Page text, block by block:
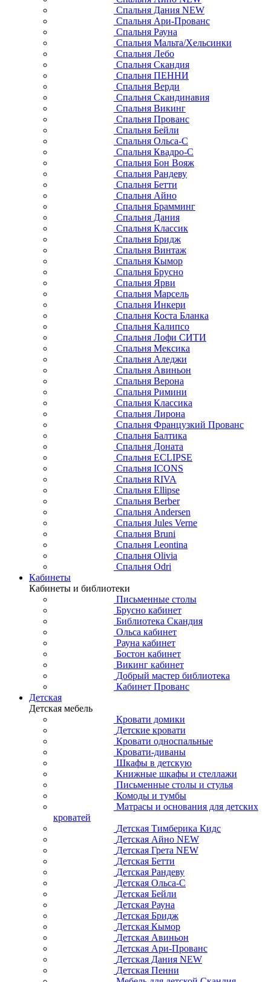
Спальня Дания NEW
Спальня Ари-Прованс
Спальня Рауна
Спальня Мальта/Хельсинки
Спальня Лебо
Спальня Скандия
Спальня ПЕННИ
Спальня Верди
Спальня Скандинавия
Спальня Викинг
Спальня Прованс
Спальня Бейли
Спальня Ольса-С
Спальня Квадро-С
Спальня Бон Вояж
Спальня Рандеву
Спальня Бетти
Спальня Айно
Спальня Брамминг
Спальня Дания
Спальня Классик
Спальня Бридж
Спальня Винтаж
Спальня Кымор
Спальня Брусно
Спальня Ярви
Спальня Марсель
Спальня Инкери
Спальня Коста Бланка
Спальня Калипсо
Спальня Лофи СИТИ
Спальня Мексика
Спальня Аледжи
Спальня Авиньон
Спальня Верона
Спальня Римини
Спальня Классика
Спальня Лирона
Спальня Французкий Прованс
Спальня Балтика
Спальня Доната
Спальня ECLIPSE
Спальня ICONS
Спальня RIVA
Спальня Ellipse
Спальня Berber
Спальня Andersen
Спальня Jules Verne
Спальня Bruni
Спальня Leontina
Спальня Olivia
Спальня Odri
Кабинеты
Кабинеты и библиотеки
Письменные столы
Брусно кабинет
Библиотека Скандия
Ольса кабинет
Рауна кабинет
Бостон кабинет
Викинг кабинет
Добрый мастер библиотека
Кабинет Прованс
Детская
Детская мебель
Кровати домики
Детские кровати
Кровати односпальные
Кровати-диваны
Шкафы в детскую
Книжные шкафы и стеллажи
Письменные столы и стулья
Комоды и тумбы
Матрасы и основания для детских
кроватей
Детская Тимберика Кидс
Детская Айно NEW
Детская Грета NEW
Детская Бетти
Детская Рандеву
Детская Ольса-С
Детская Бейли
Детская Рауна
Детская Бридж
Детская Кымор
Детская Авиньон
Детская Ари-Прованс
Детская Дания NEW
Детская Пенни